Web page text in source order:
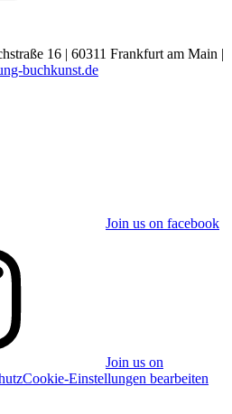
16 | 60311 Frankfurt am Main |
buchkunst.de
Join us on facebook
Join us on
Cookie-Einstellungen bearbeiten